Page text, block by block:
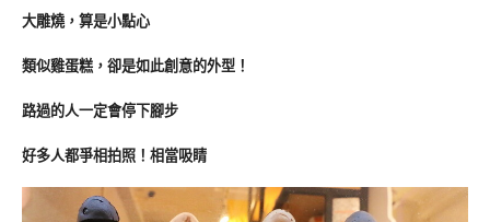
大雕燒，算是小點心
類似雞蛋糕，卻是如此創意的外型！
路過的人一定會停下腳步
好多人都爭相拍照！相當吸睛